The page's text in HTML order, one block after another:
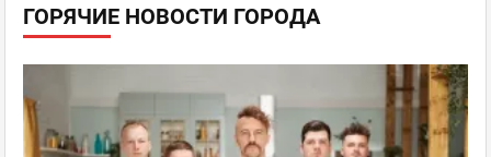
ГОРЯЧИЕ НОВОСТИ ГОРОДА